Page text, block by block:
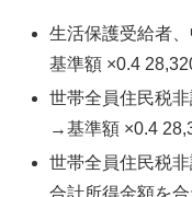
生活保護受給者
基準額 ×0.4
世帯全員住民税
→基準額 ×0.4
世帯全員住民税
合計所得金額を